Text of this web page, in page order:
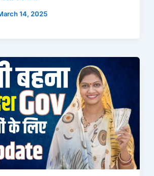
14, 2025